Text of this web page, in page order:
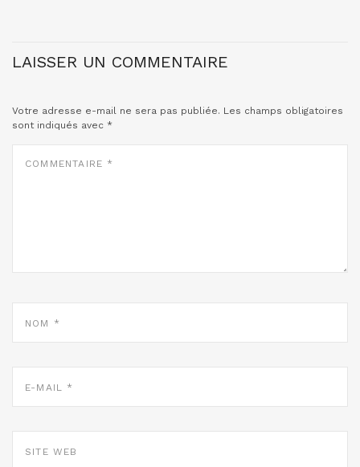
LAISSER UN COMMENTAIRE
Votre adresse e-mail ne sera pas publiée. Les champs obligatoires
sont indiqués avec *
COMMENTAIRE
NOM
E-
MAIL
SITE
WEB